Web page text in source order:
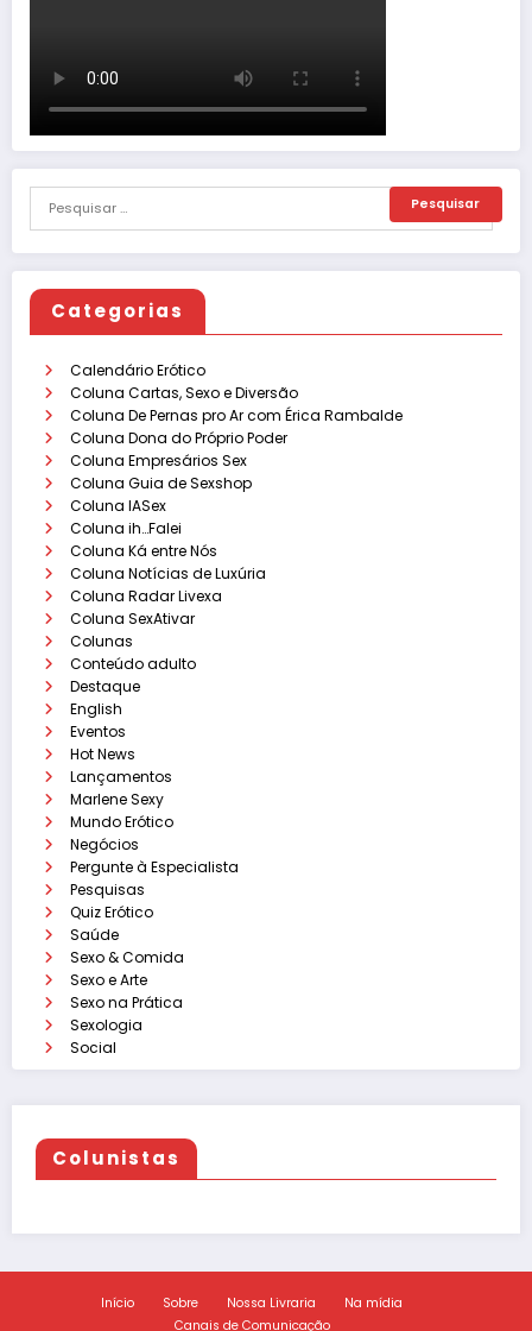
Categorias
Calendário Erótico
Coluna Cartas, Sexo e Diversão
Coluna De Pernas pro Ar com Érica Rambalde
Coluna Dona do Próprio Poder
Coluna Empresários Sex
Coluna Guia de Sexshop
Coluna IASex
Coluna ih…Falei
Coluna Ká entre Nós
Coluna Notícias de Luxúria
Coluna Radar Livexa
Coluna SexAtivar
Colunas
Conteúdo adulto
Destaque
English
Eventos
Hot News
Lançamentos
Marlene Sexy
Mundo Erótico
Negócios
Pergunte à Especialista
Pesquisas
Quiz Erótico
Saúde
Sexo & Comida
Sexo e Arte
Sexo na Prática
Sexologia
Social
Colunistas
Início Sobre Nossa Livraria
Na mídia
Canais de Comunicação